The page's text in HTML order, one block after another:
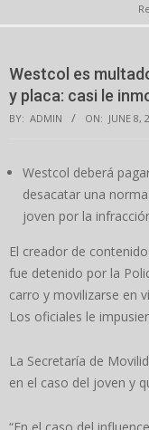
Navigation
Westcol es
y placa: casi le
BY: ADMIN ON: JUNE 8,
Westcol deberá
desacatar una
joven por la
El creador de
fue detenido por la
carro y movilizarse en
Los oficiales le
La Secretaría de
en el caso del joven y